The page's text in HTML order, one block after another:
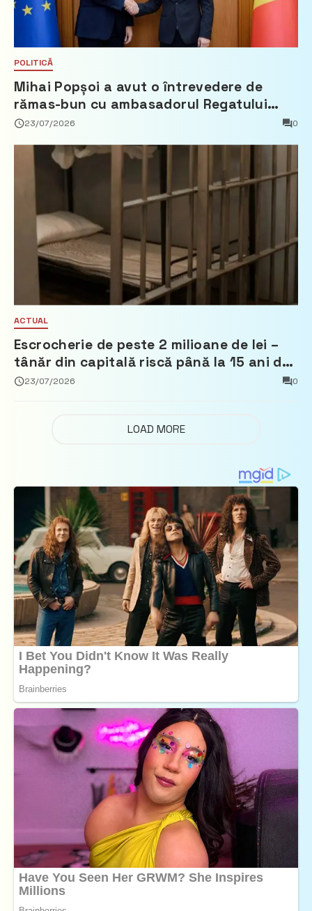
POLITICĂ
Mihai Popșoi a avut o întrevedere de
rămas-bun cu ambasadorul Regatului
Țărilor de Jos, Fred Duijn
23/07/2026 0
ACTUAL
Escrocherie de peste 2 milioane de lei –
tânăr din capitală riscă până la 15 ani de
închisoare
23/07/2026 0
LOAD MORE